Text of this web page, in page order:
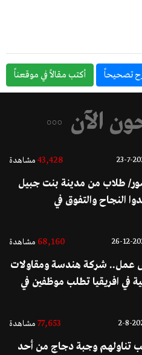
تصحيحاً أكتب مقالاً في موقعناً
الآن
23-7-
43,428 مشاهدة
طلاب من مدينة بنت جبيل
النجاح والتفوق في
26-12-
68,160 مشاهدة
عمل.. شركة هندسة ومقاولات
في افريقيا تطلب موظفين في
2-8-
77,653 مشاهدة
تناولهم وجبة دجاج من أحد